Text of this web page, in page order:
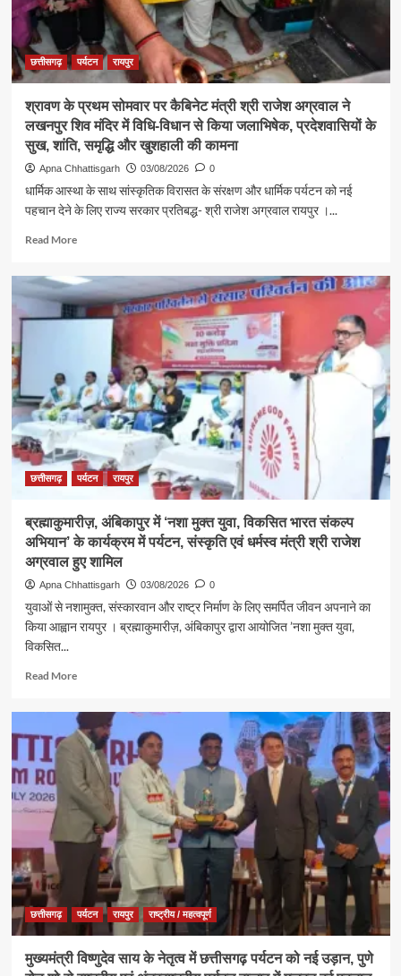
जनदर्शन
सुनीं
आमजन
की
छत्तीसगढ़ पर्यटन रायपुर
श्रावण के प्रथम सोमवार पर कैबिनेट मंत्री श्री राजेश अग्रवाल ने
लखनपुर शिव मंदिर में विधि-विधान से किया जलाभिषेक, प्रदेशवासियों के
सुख, शांति, समृद्धि और खुशहाली की कामना
Apna Chhattisgarh 03/08/2026 0
धार्मिक आस्था के साथ सांस्कृतिक विरासत के संरक्षण और धार्मिक पर्यटन को नई
पहचान देने के लिए राज्य सरकार प्रतिबद्ध- श्री राजेश अग्रवाल रायपुर ।...
Read MoreRead
श्रावण
के
प्रथम
कैबिनेट
मंत्री
श्री
राजेश
अग्रवाल
ने
लखनपुर
में
विधि-
विधान
जलाभिषेक,
प्रदेशवासियों
शांति,
और
खुशहाली
की
कामना
छत्तीसगढ़ पर्यटन रायपुर
ब्रह्माकुमारीज़, अंबिकापुर में ‘नशा मुक्त युवा, विकसित भारत संकल्प
अभियान’ के कार्यक्रम में पर्यटन, संस्कृति एवं धर्मस्व मंत्री श्री राजेश
अग्रवाल हुए शामिल
Apna Chhattisgarh 03/08/2026 0
युवाओं से नशामुक्त, संस्कारवान और राष्ट्र निर्माण के लिए समर्पित जीवन अपनाने का
किया आह्वान रायपुर । ब्रह्माकुमारीज़, अंबिकापुर द्वारा आयोजित ’नशा मुक्त युवा,
विकसित...
Read MoreRead
ब्रह्माकुमारीज़,
अंबिकापुर
मुक्त
युवा,
विकसित
भारत
संकल्प
अभियान’
कार्यक्रम
संस्कृति
छत्तीसगढ़ पर्यटन रायपुर राष्ट्रीय / महत्वपूर्ण
मुख्यमंत्री विष्णुदेव साय के नेतृत्व में छत्तीसगढ़ पर्यटन को नई उड़ान, पुणे